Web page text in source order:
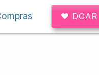
♥ DOAR